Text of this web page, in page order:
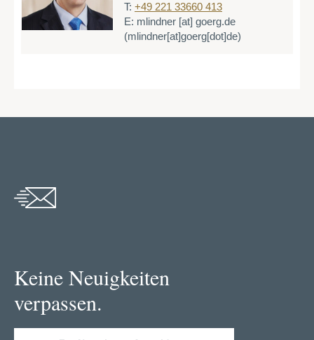
T: +49 221 33660 413
E: mlindner [at] goerg.de
(mlindner[at]goerg[dot]de)
Keine Neuigkeiten
verpassen.